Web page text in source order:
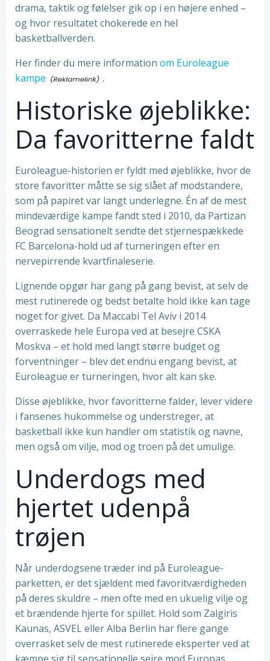
drama, taktik og følelser gik op i en højere enhed –
og hvor resultatet chokerede en hel
basketballverden.
Her finder du mere information om Euroleague
kampe
.
Historiske øjeblikke:
Da favoritterne faldt
Euroleague-historien er fyldt med øjeblikke, hvor de
store favoritter måtte se sig slået af modstandere,
som på papiret var langt underlegne. Én af de mest
mindeværdige kampe fandt sted i 2010, da Partizan
Beograd sensationelt sendte det stjernespækkede
FC Barcelona-hold ud af turneringen efter en
nervepirrende kvartfinaleserie.
Lignende opgør har gang på gang bevist, at selv de
mest rutinerede og bedst betalte hold ikke kan tage
noget for givet. Da Maccabi Tel Aviv i 2014
overraskede hele Europa ved at besejre CSKA
Moskva – et hold med langt større budget og
forventninger – blev det endnu engang bevist, at
Euroleague er turneringen, hvor alt kan ske.
Disse øjeblikke, hvor favoritterne falder, lever videre
i fansenes hukommelse og understreger, at
basketball ikke kun handler om statistik og navne,
men også om vilje, mod og troen på det umulige.
Underdogs med
hjertet udenpå
trøjen
Når underdogsene træder ind på Euroleague-
parketten, er det sjældent med favoritværdigheden
på deres skuldre – men ofte med en ukuelig vilje og
et brændende hjerte for spillet. Hold som Zalgiris
Kaunas, ASVEL eller Alba Berlin har flere gange
overrasket selv de mest rutinerede eksperter ved at